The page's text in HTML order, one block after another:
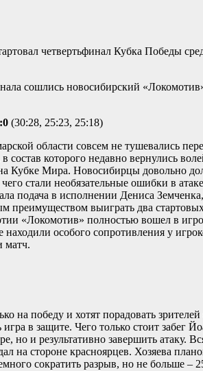
четвертьфинал Кубка Победы
сошлись новосибирский
(30:28, 25:23, 25:18)
области совсем не тушевались
состав которого недавно вернулись
Кубке Мира. Новосибирцы довольно
стали необязательные ошибки в
подача в исполнении Дениса Земченка,
преимуществом выиграть два
«Локомотив» полностью вошел в
особого сопротивления у
матч.
на победу и хотят порадовать зрителей
в защите. Чего только стоит забег
но и результативно завершить атаку.
на стороне красноярцев. Хозяева
сократить разрыв, но не больше –